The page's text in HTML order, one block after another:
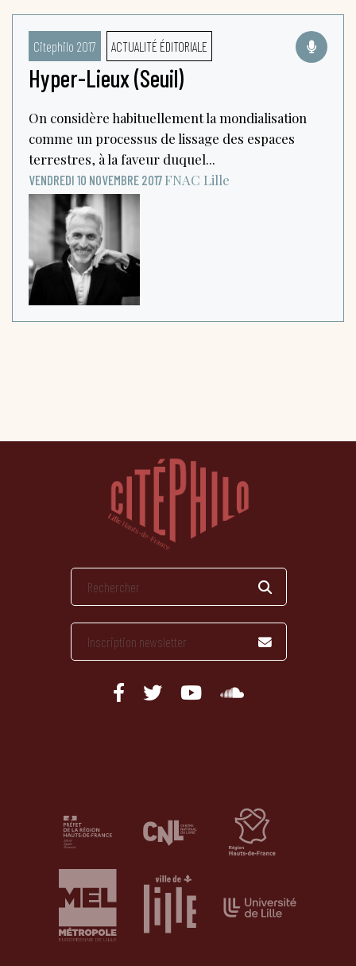
Citephilo 2017 ACTUALITÉ ÉDITORIALE
Hyper-Lieux (Seuil)
On considère habituellement la mondialisation
comme un processus de lissage des espaces
terrestres, à la faveur duquel...
VENDREDI 10 NOVEMBRE 2017 FNAC Lille